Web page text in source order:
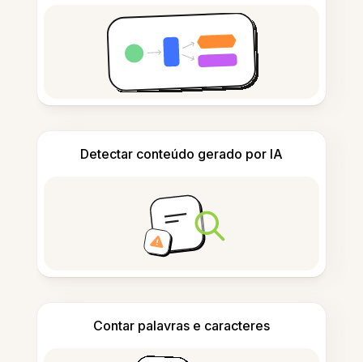
Detectar conteúdo gerado por IA
Contar palavras e caracteres